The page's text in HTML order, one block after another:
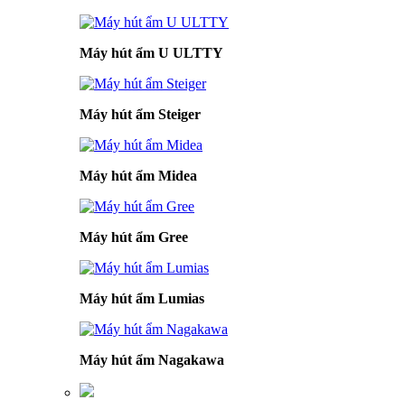
Máy hút ẩm U ULTTY
Máy hút ẩm Steiger
Máy hút ẩm Midea
Máy hút ẩm Gree
Máy hút ẩm Lumias
Máy hút ẩm Nagakawa